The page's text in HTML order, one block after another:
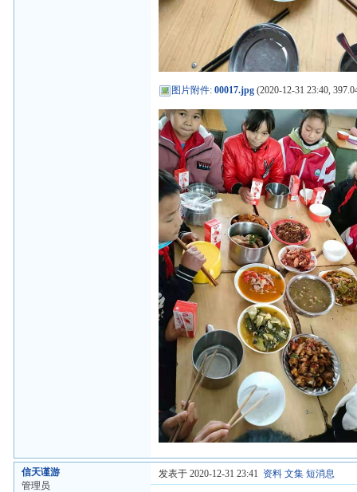
图片附件:00017.jpg (2020-12-31 23:40,
信天谨游
管理员
发表于 2020-12-31 23:41 资料 文集 短消息